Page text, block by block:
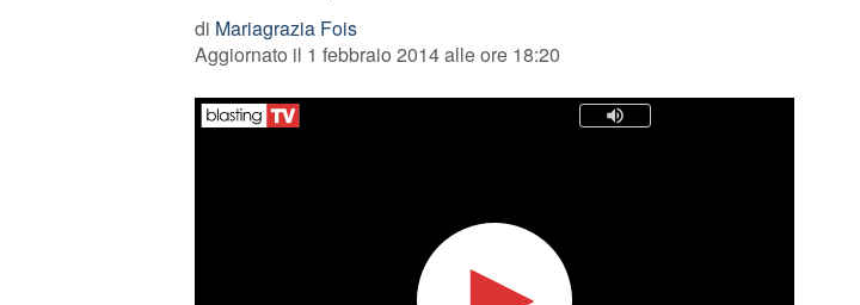
di Mariagrazia Fois
Aggiornato il 1 febbraio 2014 alle ore 18:20